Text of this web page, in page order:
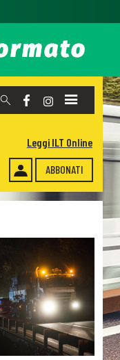
ABBONATI
Leggi ILT Online